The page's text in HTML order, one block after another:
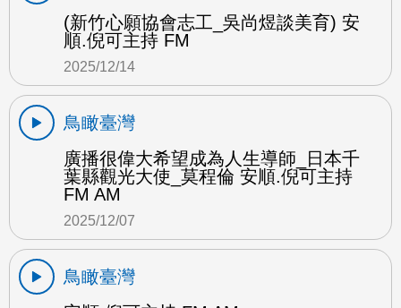
(新竹心願協會志工_吳尚煜談美育) 安
順.倪可主持 FM
2025/12/14
鳥瞰臺灣
廣播很偉大希望成為人生導師_日本千
葉縣觀光大使_莫程倫 安順.倪可主持
FM AM
2025/12/07
鳥瞰臺灣